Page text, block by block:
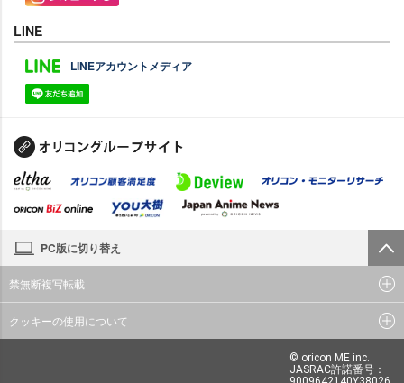
LINE
LINEアカウントメディア
PC版に切り替え
禁無断複写転載
クッキーの使用について
© oricon ME inc.
JASRAC許諾番号：